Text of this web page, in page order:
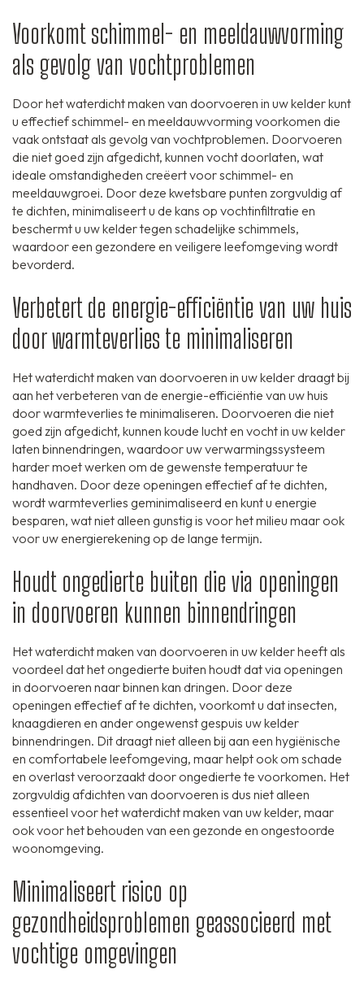
Voorkomt schimmel- en meeldauwvorming
als gevolg van vochtproblemen
Door het waterdicht maken van doorvoeren in uw kelder kunt
u effectief schimmel- en meeldauwvorming voorkomen die
vaak ontstaat als gevolg van vochtproblemen. Doorvoeren
die niet goed zijn afgedicht, kunnen vocht doorlaten, wat
ideale omstandigheden creëert voor schimmel- en
meeldauwgroei. Door deze kwetsbare punten zorgvuldig af
te dichten, minimaliseert u de kans op vochtinfiltratie en
beschermt u uw kelder tegen schadelijke schimmels,
waardoor een gezondere en veiligere leefomgeving wordt
bevorderd.
Verbetert de energie-efficiëntie van uw huis
door warmteverlies te minimaliseren
Het waterdicht maken van doorvoeren in uw kelder draagt bij
aan het verbeteren van de energie-efficiëntie van uw huis
door warmteverlies te minimaliseren. Doorvoeren die niet
goed zijn afgedicht, kunnen koude lucht en vocht in uw kelder
laten binnendringen, waardoor uw verwarmingssysteem
harder moet werken om de gewenste temperatuur te
handhaven. Door deze openingen effectief af te dichten,
wordt warmteverlies geminimaliseerd en kunt u energie
besparen, wat niet alleen gunstig is voor het milieu maar ook
voor uw energierekening op de lange termijn.
Houdt ongedierte buiten die via openingen
in doorvoeren kunnen binnendringen
Het waterdicht maken van doorvoeren in uw kelder heeft als
voordeel dat het ongedierte buiten houdt dat via openingen
in doorvoeren naar binnen kan dringen. Door deze
openingen effectief af te dichten, voorkomt u dat insecten,
knaagdieren en ander ongewenst gespuis uw kelder
binnendringen. Dit draagt niet alleen bij aan een hygiënische
en comfortabele leefomgeving, maar helpt ook om schade
en overlast veroorzaakt door ongedierte te voorkomen. Het
zorgvuldig afdichten van doorvoeren is dus niet alleen
essentieel voor het waterdicht maken van uw kelder, maar
ook voor het behouden van een gezonde en ongestoorde
woonomgeving.
Minimaliseert risico op
gezondheidsproblemen geassocieerd met
vochtige omgevingen